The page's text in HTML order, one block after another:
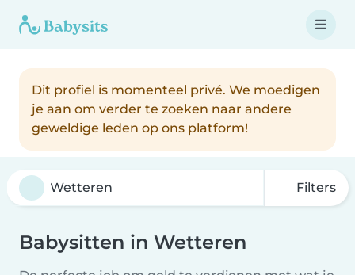
Dit profiel is momenteel privé. We moedigen
je aan om verder te zoeken naar andere
geweldige leden op ons platform!
Filters
Babysitten in Wetteren